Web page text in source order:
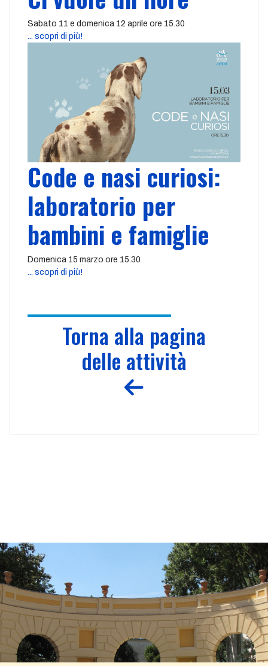
Sabato 11 e domenica 12 aprile ore 15.30
... scopri di più!
Code e nasi curiosi:
laboratorio per
bambini e famiglie
Domenica 15 marzo ore 15.30
... scopri di più!
Torna alla pagina
delle attività